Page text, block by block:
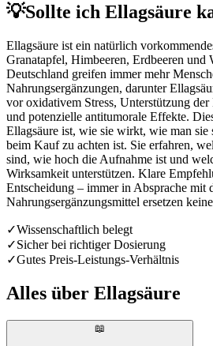
💡Sollte ich Ellagsäure
Ellagsäure ist ein natürlich
Granatapfel, Himbeeren, Erdbeeren und
Deutschland greifen immer mehr
Nahrungsergänzungen, darunter
vor oxidativem Stress, Unterstützung
und potenzielle antitumorale Effekte.
Ellagsäure ist, wie sie wirkt, wie man
beim Kauf zu achten ist. Sie erfahren,
sind, wie hoch die Aufnahme ist und
Wirksamkeit unterstützen. Klare
Entscheidung – immer in Absprache mit
Nahrungsergänzungsmittel ersetzen
✓Wissenschaftlich belegt
✓Sicher bei richtiger Dosierung
✓Gutes Preis-Leistungs-Verhältnis
Alles über Ellagsäure
📖